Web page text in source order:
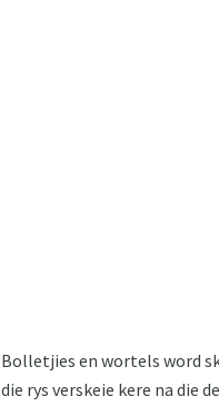
Bolletjies en wortels word
die rys verskeie kere na die